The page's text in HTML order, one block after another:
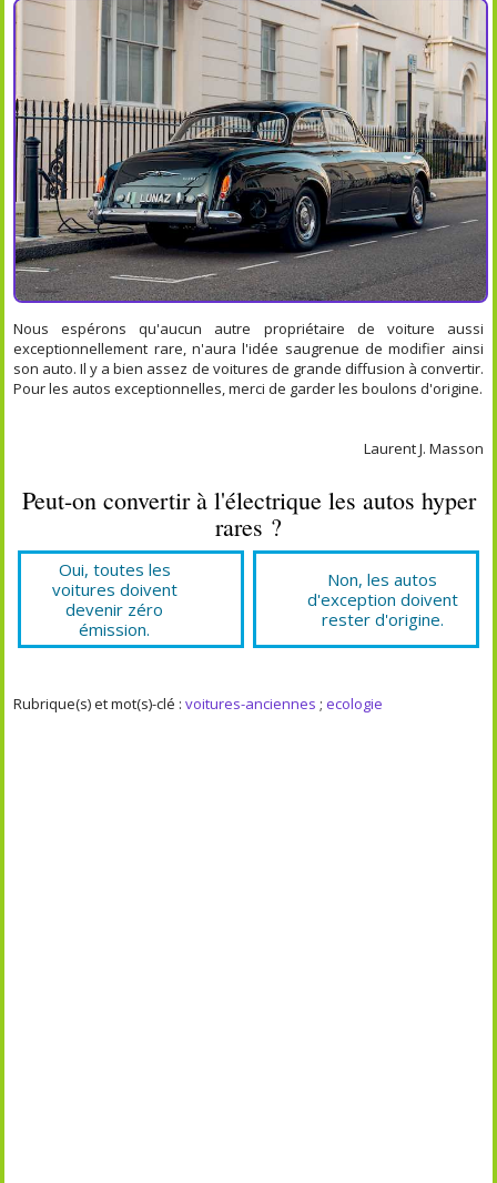
Nous espérons qu'aucun autre propriétaire de voiture aussi
exceptionnellement rare, n'aura l'idée saugrenue de modifier ainsi
son auto. Il y a bien assez de voitures de grande diffusion à convertir.
Pour les autos exceptionnelles, merci de garder les boulons d'origine.
Laurent J. Masson
Peut-on convertir à l'électrique les autos hyper
rares ?
Oui, toutes les
voitures doivent
devenir zéro
émission.
Non, les autos
d'exception doivent
rester d'origine.
Rubrique(s) et mot(s)-clé :voitures-anciennes ;ecologie